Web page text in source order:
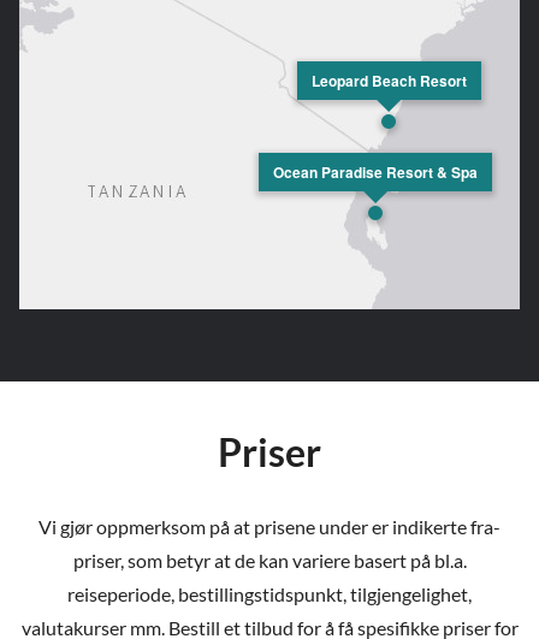
Leopard Beach Resort
Ocean Paradise Resort & Spa
Priser
Vi gjør oppmerksom på at prisene under er indikerte fra-
priser, som betyr at de kan variere basert på bl.a.
reiseperiode, bestillingstidspunkt, tilgjengelighet,
valutakurser mm. Bestill et tilbud for å få spesifikke priser for